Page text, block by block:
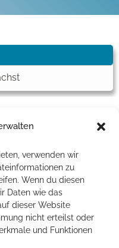
verwenden wir
zu
Wenn du diesen
Daten wie das
dieser Website
nicht erteilst oder
und Funktionen
reaktivieren,
wurden?